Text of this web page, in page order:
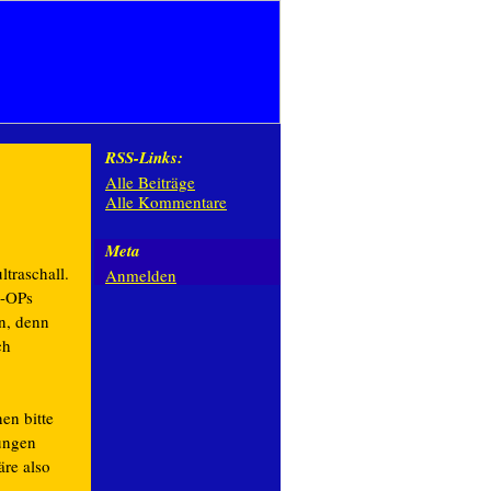
denn
bitte
also
RSS-Links:
Alle Beiträge
Alle Kommentare
Meta
Anmelden